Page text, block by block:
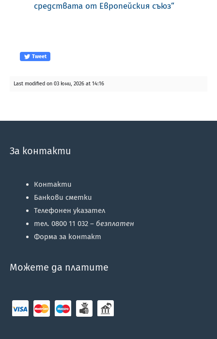
средствата от Европейския съюз“
Tweet
Last modified on 03 юни, 2026 at 14:16
За контакти
Контакти
Банкови сметки
Телефонен указател
тел. 0800 11 032 – безплатен
Форма за контакт
Можете да платите